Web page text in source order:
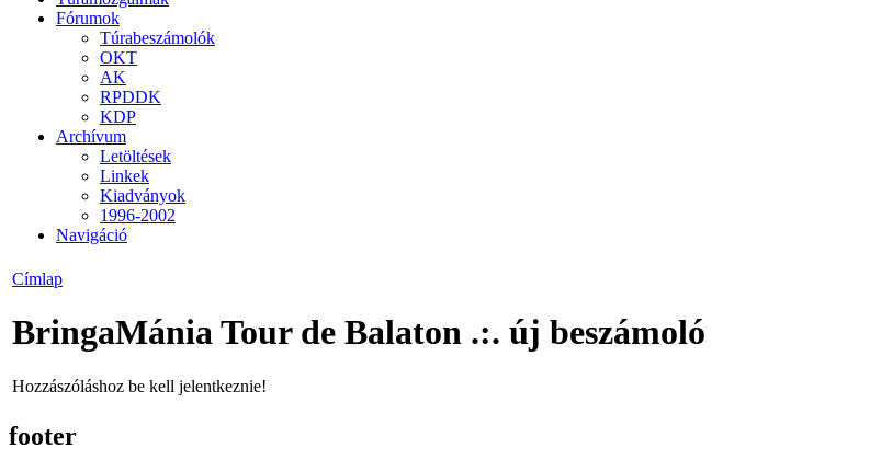
Fórumok
Túrabeszámolók
OKT
AK
RPDDK
KDP
Archívum
Letöltések
Linkek
Kiadványok
1996-2002
Navigáció
Címlap
BringaMánia Tour de Balaton .:. új beszámoló
Hozzászóláshoz be kell jelentkeznie!
footer